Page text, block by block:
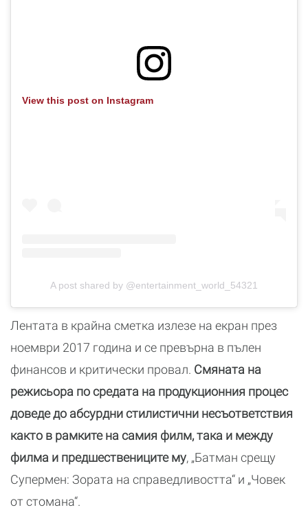
View this post on Instagram
A post shared by @entertainment_world_54321
Лентата в крайна сметка излезе на екран през
ноември 2017 година и се превърна в пълен
финансов и критически провал. Смяната на
режисьора по средата на продукционния процес
доведе до абсурдни стилистични несъответствия
както в рамките на самия филм, така и между
филма и предшествениците му, „Батман срещу
Супермен: Зората на справедливостта“ и „Човек
от стомана“.